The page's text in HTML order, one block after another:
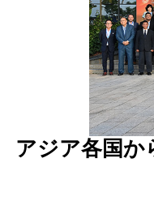
アジア各国か